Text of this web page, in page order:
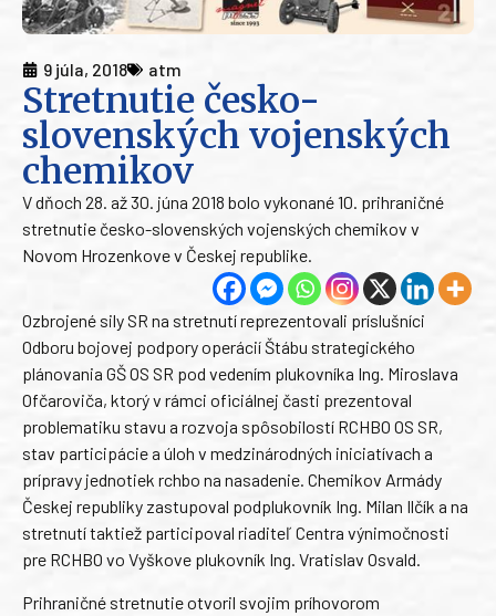
9 júla, 2018 atm
Stretnutie česko-
slovenských vojenských
chemikov
V dňoch 28. až 30. júna 2018 bolo vykonané 10. prihraničné
stretnutie česko-slovenských vojenských chemikov v
Novom Hrozenkove v Českej republike.
Ozbrojené sily SR na stretnutí reprezentovali príslušníci
Odboru bojovej podpory operácií Štábu strategického
plánovania GŠ OS SR pod vedením plukovníka Ing. Miroslava
Ofčaroviča, ktorý v rámci oficiálnej časti prezentoval
problematiku stavu a rozvoja spôsobilostí RCHBO OS SR,
stav participácie a úloh v medzinárodných iniciatívach a
prípravy jednotiek rchbo na nasadenie. Chemikov Armády
Českej republiky zastupoval podplukovník Ing. Milan Ilčík a na
stretnutí taktiež participoval riaditeľ Centra výnimočnosti
pre RCHBO vo Vyškove plukovník Ing. Vratislav Osvald.
Prihraničné stretnutie otvoril svojim príhovorom